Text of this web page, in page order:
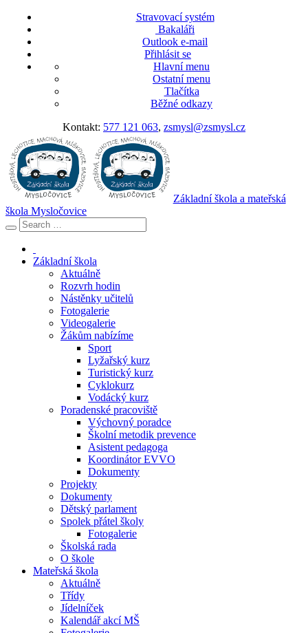
Stravovací systém
Bakaláři
Outlook e-mail
Přihlásit se
Hlavní menu
Ostatní menu
Tlačítka
Běžné odkazy
Kontakt: 577 121 063, zsmysl@zsmysl.cz
Základní škola a mateřská
škola Mysločovice
Základní škola
Aktuálně
Rozvrh hodin
Nástěnky učitelů
Fotogalerie
Videogalerie
Žákům nabízíme
Sport
Lyžařský kurz
Turistický kurz
Cyklokurz
Vodácký kurz
Poradenské pracoviště
Výchovný poradce
Školní metodik prevence
Asistent pedagoga
Koordinátor EVVO
Dokumenty
Projekty
Dokumenty
Dětský parlament
Spolek přátel školy
Fotogalerie
Školská rada
O škole
Mateřská škola
Aktuálně
Třídy
Jídelníček
Kalendář akcí MŠ